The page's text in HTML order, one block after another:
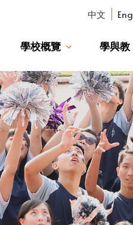
中文 Eng
學校概覽 學與教